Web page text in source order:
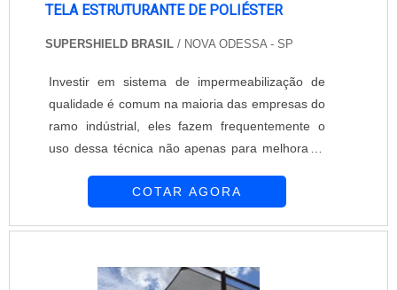
TELA ESTRUTURANTE DE POLIÉSTER
SUPERSHIELD BRASIL / NOVA ODESSA - SP
Investir em sistema de impermeabilização de
qualidade é comum na maioria das empresas do
ramo indústrial, eles fazem frequentemente o
uso dessa técnica não apenas para melhorar a
infiltração possível, mas também como forma de
que pode diminuir em até 30% a temperatu....
COTAR AGORA